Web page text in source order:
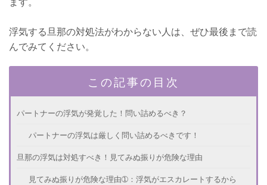
浮気する旦那の対処法がわからない人は、ぜひ最後まで読
んでみてください。
この記事の目次
パートナーの浮気が発覚した！問い詰めるべき？
パートナーの浮気は厳しく問い詰めるべきです！
旦那の浮気は対処すべき！見てみぬ振りが危険な理由
見てみぬ振りが危険な理由➀：浮気がエスカレートするから